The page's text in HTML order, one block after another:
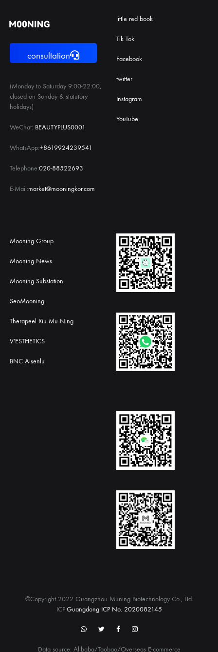
consultation
(Monday to Saturday 9:00-22:00,
closed on Sunday & statutory
holidays)
WeChat: BEAUTYPLUS0001
WhatsApp:+8619924239541
Telephone:020-88522693
E-Mail:market@mooningkor.com
little red book
Tik Tok
Facebook
twitter
Instagram
YouTube
Mooning Group
Mooning News
Mooning Substation
SeoMooning
Therapeel Xiu Mu Ning
V'ESTHETICS
BNC Aisenlu
Data source: Alibaba/Taobao/Overseas E-commerce
©Copyright 2022 Guangzhou Muning Biotechnology Co., Ltd.
ICP:Guangdong ICP No. 2020082145
WhatsApptwitterFacebookInstagram